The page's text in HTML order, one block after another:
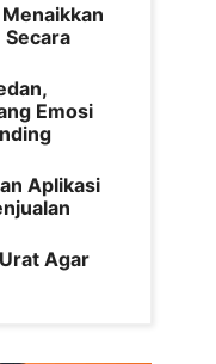
Secara
Emosi
Aplikasi
Agar